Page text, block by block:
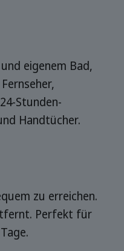
eigenem Bad,
Stunden-
Handtücher.
zu erreichen.
Perfekt für